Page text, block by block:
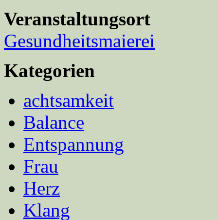
Veranstaltungsort
Gesundheitsmaierei
Kategorien
achtsamkeit
Balance
Entspannung
Frau
Herz
Klang